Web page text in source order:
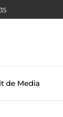
de Media